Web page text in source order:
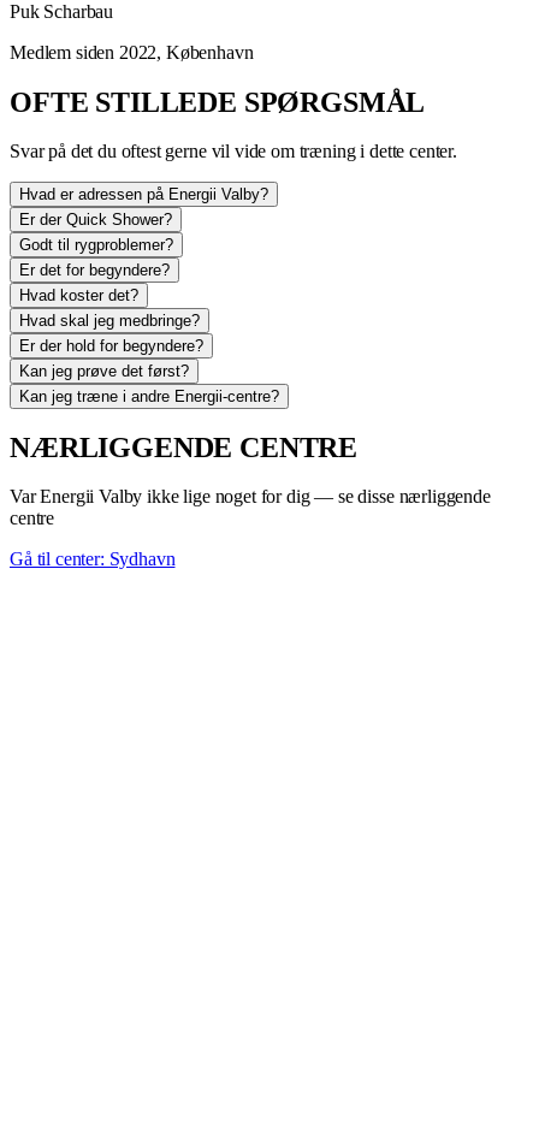
Puk Scharbau
Medlem siden 2022, København
OFTE STILLEDE SPØRGSMÅL
Svar på det du oftest gerne vil vide om træning i dette center.
Hvad er adressen på Energii Valby?
Er der Quick Shower?
Godt til rygproblemer?
Er det for begyndere?
Hvad koster det?
Hvad skal jeg medbringe?
Er der hold for begyndere?
Kan jeg prøve det først?
Kan jeg træne i andre Energii-centre?
NÆRLIGGENDE CENTRE
Var Energii Valby ikke lige noget for dig — se disse nærliggende
centre
Gå til center: Sydhavn